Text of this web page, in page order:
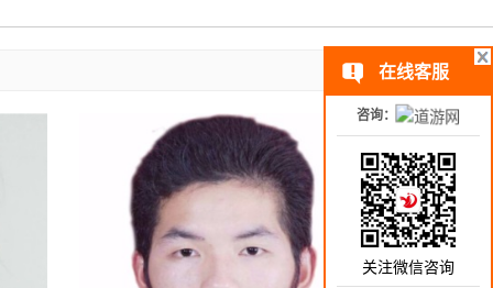
在线客服
咨询：
关注微信咨询